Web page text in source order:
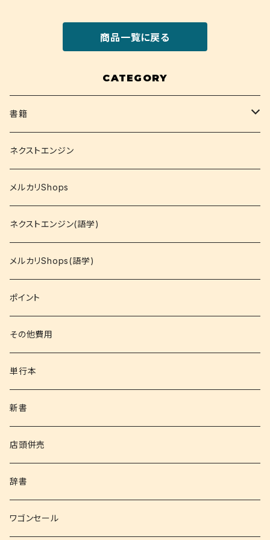
商品一覧に戻る
CATEGORY
書籍
関西大学テキスト
就活
資格
コミック
文庫
その他書籍
書籍以外
ネクストエンジン
メルカリShops
ネクストエンジン(語学)
メルカリShops(語学)
ポイント
その他費用
単行本
新書
店頭併売
辞書
ワゴンセール